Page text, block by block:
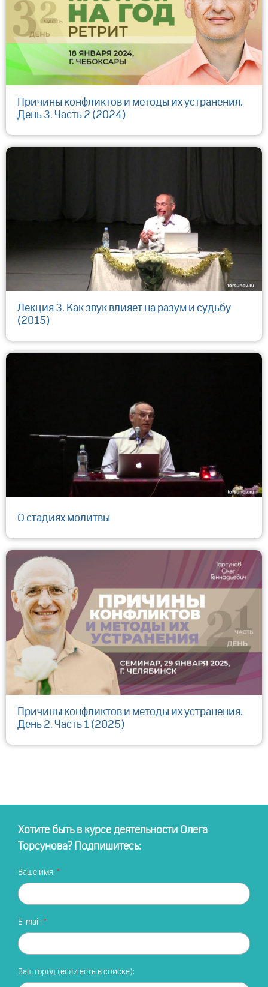
Причины конфликтов и методы их устранения.
День 3. Часть 2 (2024)
Лекция 3. Как звук влияет на разум и судьбу
(2015)
О стадиях молитвы
Причины конфликтов и методы их устранения.
День 2. Часть 1 (2025)
Хотите быть в курсе деятельности Олега
Торсунова? Подпишитесь:
Ваше имя:
E-mail:
Ваш город (если есть в списке):